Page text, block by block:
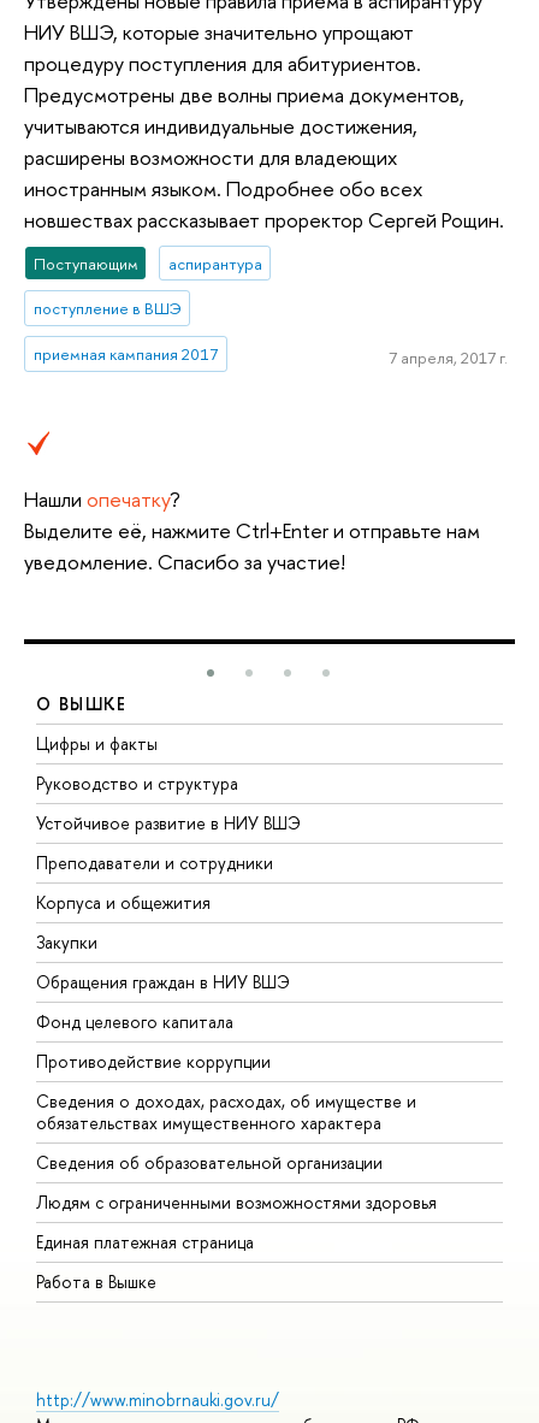
НИУ ВШЭ, которые значительно упрощают
процедуру поступления для абитуриентов.
Предусмотрены две волны приема документов,
учитываются индивидуальные достижения,
расширены возможности для владеющих
иностранным языком. Подробнее обо всех
новшествах рассказывает проректор Сергей Рощин.
Поступающим аспирантура
поступление в ВШЭ
приемная кампания 2017 7 апреля, 2017 г.
Нашли опечатку?
Выделите её, нажмите Ctrl+Enter и отправьте нам
уведомление. Спасибо за участие!
О ВЫШКЕ
Цифры и факты
Руководство и структура
Устойчивое развитие в НИУ ВШЭ
Преподаватели и сотрудники
Корпуса и общежития
Закупки
Обращения граждан в НИУ ВШЭ
Фонд целевого капитала
Противодействие коррупции
Сведения о доходах, расходах, об имуществе и
обязательствах имущественного характера
Сведения об образовательной организации
Людям с ограниченными возможностями здоровья
Единая платежная страница
Работа в Вышке
http://www.minobrnauki.gov.ru/